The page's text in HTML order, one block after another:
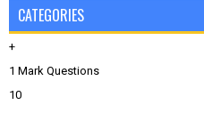
CATEGORIES
+
1 Mark Questions
10